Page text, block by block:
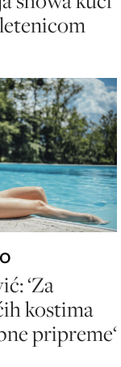
‘Za
kostima
pripreme‘